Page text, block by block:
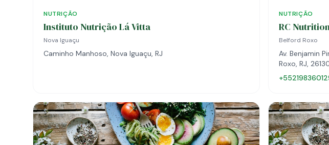
NUTRIÇÃO
Instituto Nutrição Lá Vitta
Nova Iguaçu
Caminho Manhoso, Nova Iguaçu, RJ
NUTRIÇÃO
RC
Belford Roxo
Av. Benjamin
Roxo, RJ,